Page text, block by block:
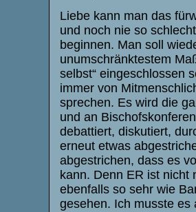
Liebe kann man das
und noch nie so
beginnen. Man soll
unumschränktestem
selbst“ eingeschlossen
immer von
sprechen. Es wird die
und an
debattiert, diskutiert,
erneut etwas
abgestrichen, dass es
kann. Denn ER ist nicht
ebenfalls so sehr wie
gesehen. Ich musste es